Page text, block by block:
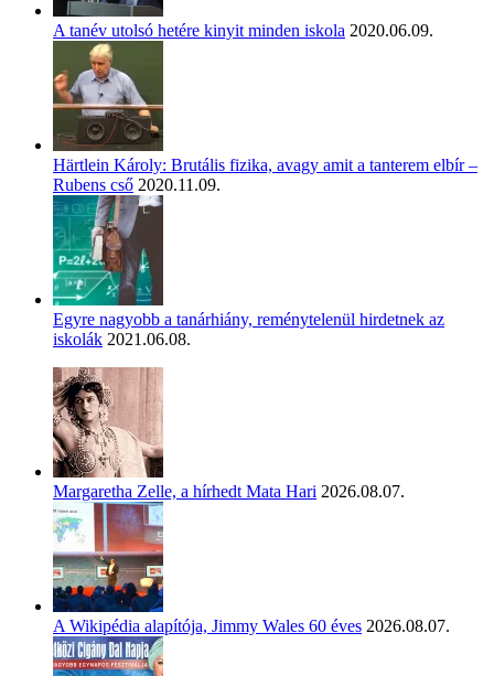
A tanév utolsó hetére kinyit minden iskola 2020.06.09.
Härtlein Károly: Brutális fizika, avagy amit a tanterem elbír –
Rubens cső 2020.11.09.
Egyre nagyobb a tanárhiány, reménytelenül hirdetnek az
iskolák 2021.06.08.
Margaretha Zelle, a hírhedt Mata Hari 2026.08.07.
A Wikipédia alapítója, Jimmy Wales 60 éves 2026.08.07.